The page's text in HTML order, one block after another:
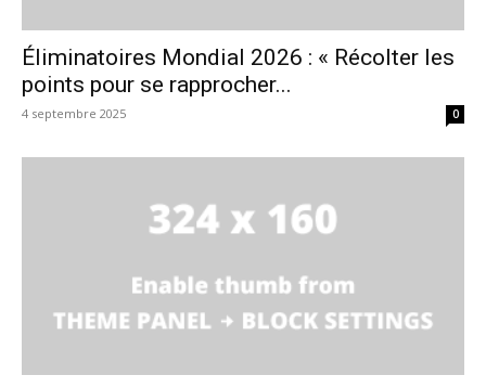
Éliminatoires Mondial 2026 : « Récolter les
points pour se rapprocher...
4 septembre 2025 0